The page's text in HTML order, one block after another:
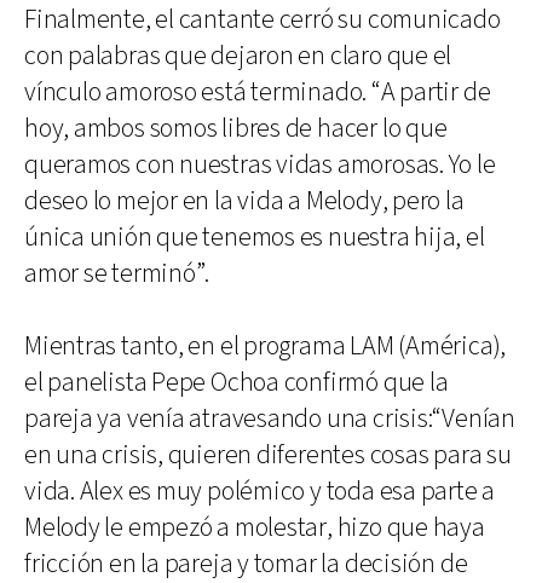
Finalmente, el cantante cerró su comunicado
con palabras que dejaron en claro que el
vínculo amoroso está terminado. “A partir de
hoy, ambos somos libres de hacer lo que
queramos con nuestras vidas amorosas. Yo le
deseo lo mejor en la vida a Melody, pero la
única unión que tenemos es nuestra hija, el
amor se terminó”.
Mientras tanto, en el programa LAM (América),
el panelista Pepe Ochoa confirmó que la
pareja ya venía atravesando una crisis:“Venían
en una crisis, quieren diferentes cosas para su
vida. Alex es muy polémico y toda esa parte a
Melody le empezó a molestar, hizo que haya
fricción en la pareja y tomar la decisión de